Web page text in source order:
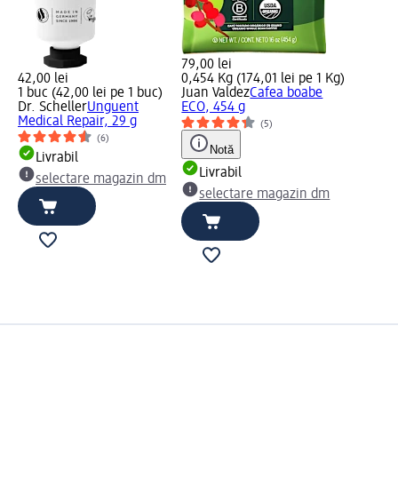
42,00 lei
1 buc (42,00 lei pe 1 buc)
Dr. SchellerUnguent
Medical Repair, 29 g
(6)
Livrabil
selectare magazin dm
79,00 lei
0,454 Kg (174,01 lei pe 1 Kg)
Juan ValdezCafea boabe
ECO, 454 g
(5)
Notă
Livrabil
selectare magazin dm